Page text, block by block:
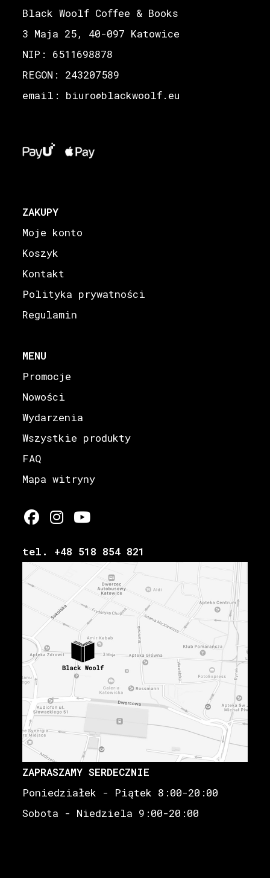
Black Woolf Coffee & Books
3 Maja 25, 40-097 Katowice
NIP: 6511698878
REGON: 243207589
email: biuro@blackwoolf.eu
ZAKUPY
Moje konto
Koszyk
Kontakt
Polityka prywatności
Regulamin
MENU
Promocje
Nowości
Wydarzenia
Wszystkie produkty
FAQ
Mapa witryny
tel. +48 518 854 821
ZAPRASZAMY SERDECZNIE
Poniedziałek - Piątek 8:00-20:00
Sobota - Niedziela 9:00-20:00